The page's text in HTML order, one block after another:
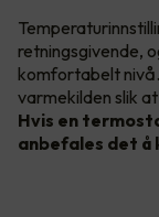
retningsgivende,
komfortabelt
varmekilden slik
Hvis en
anbefales det